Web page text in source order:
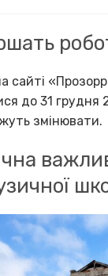
сайті
до 31 грудня
змінювати.